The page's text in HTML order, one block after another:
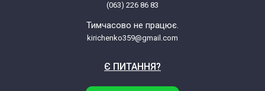
(063) 226 86 83
Тимчасово не працює.
kirichenko359@gmail.com
Є ПИТАННЯ?